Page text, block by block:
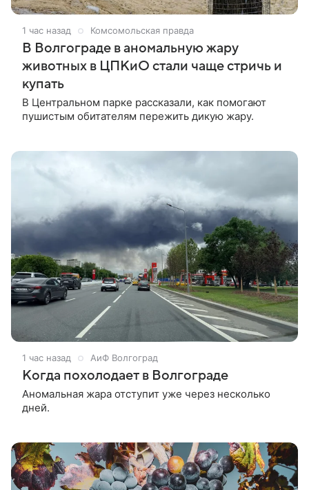
1 час назад Комсомольская правда
В Волгограде в аномальную жару
животных в ЦПКиО стали чаще стричь и
купать
В Центральном парке рассказали, как помогают
пушистым обитателям пережить дикую жару.
1 час назад АиФ Волгоград
Когда похолодает в Волгограде
Аномальная жара отступит уже через несколько
дней.